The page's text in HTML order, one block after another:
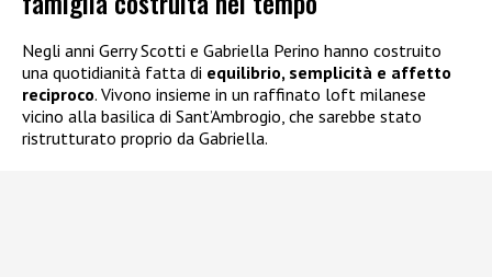
Negli anni Gerry Scotti e Gabriella Perino hanno costruito
una quotidianità fatta di equilibrio, semplicità e affetto
reciproco. Vivono insieme in un raffinato loft milanese
vicino alla basilica di Sant’Ambrogio, che sarebbe stato
ristrutturato proprio da Gabriella.